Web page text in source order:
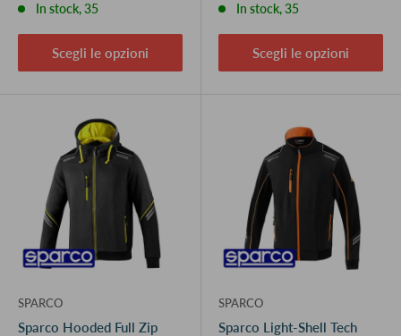
In stock, 35
Scegli le opzioni
In stock, 35
Scegli le opzioni
SPARCO
Sparco Hooded Full Zip
SPARCO
Sparco Light-Shell Tech